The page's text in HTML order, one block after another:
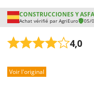
Achat vérifié par AgriEuro 05/
4,0
Prestations
Voir l'original